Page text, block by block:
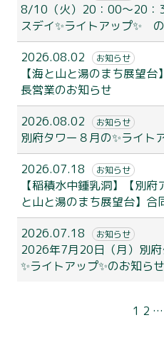
別府タ
展
8/10（火）20：00～20
スデイ✨ライトアップ✨
2026.08.02
お知らせ
【海と山と湯のまち展望
長営業のお知らせ
2026.08.02
お知らせ
別府タワー８月の✨ライト
2026.07.18
お知らせ
【稲積水中鍾乳洞】【別
と山と湯のまち展望台】合
2026.07.18
お知らせ
2026年7月20日（月）別
✨ライトアップ✨のお知らせ
1 2 …